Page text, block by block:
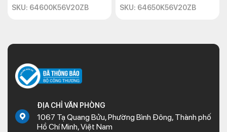
SKU: 64600K56V20ZB
SKU: 64650K56V20ZB
ĐỊA CHỈ VĂN PHÒNG
1067 Tạ Quang Bửu, Phường Bình Đông, Thành phố
Hồ Chí Minh, Việt Nam